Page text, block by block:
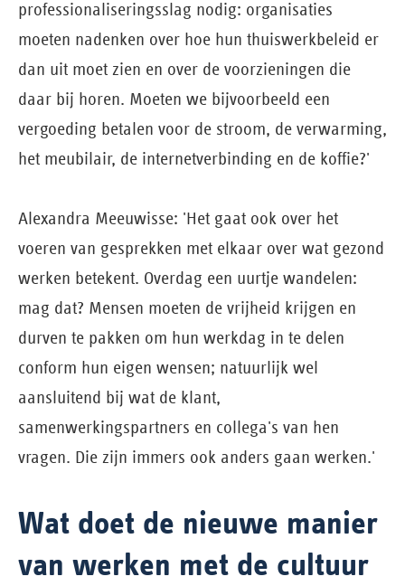
professionaliseringsslag nodig: organisaties
moeten nadenken over hoe hun thuiswerkbeleid er
dan uit moet zien en over de voorzieningen die
daar bij horen. Moeten we bijvoorbeeld een
vergoeding betalen voor de stroom, de verwarming,
het meubilair, de internetverbinding en de koffie?'
Alexandra Meeuwisse: 'Het gaat ook over het
voeren van gesprekken met elkaar over wat gezond
werken betekent. Overdag een uurtje wandelen:
mag dat? Mensen moeten de vrijheid krijgen en
durven te pakken om hun werkdag in te delen
conform hun eigen wensen; natuurlijk wel
aansluitend bij wat de klant,
samenwerkingspartners en collega's van hen
vragen. Die zijn immers ook anders gaan werken.'
Wat doet de nieuwe manier
van werken met de cultuur